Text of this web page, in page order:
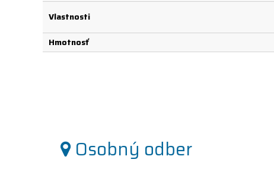
Vlastnosti
Hmotnosť
Osobný odber